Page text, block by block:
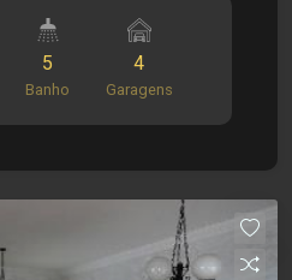
com gabinete e box
quintal, espaço gourmet,
4 vagas de garagem
eletrônico.
5
Banho
4
Garagens